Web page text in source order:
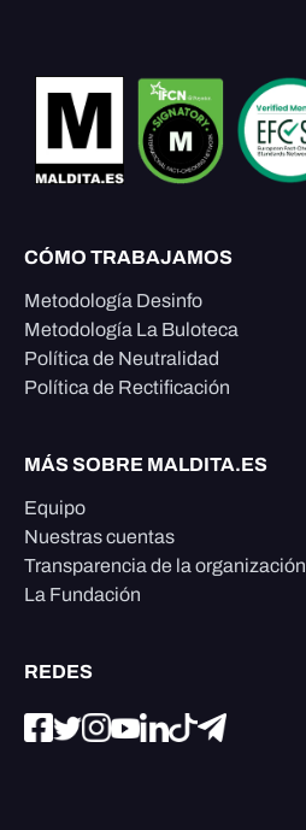
CÓMO TRABAJAMOS
Metodología Desinfo
Metodología La Buloteca
Política de Neutralidad
Política de Rectificación
MÁS SOBRE MALDITA.ES
Equipo
Nuestras cuentas
Transparencia de la organización
La Fundación
REDES